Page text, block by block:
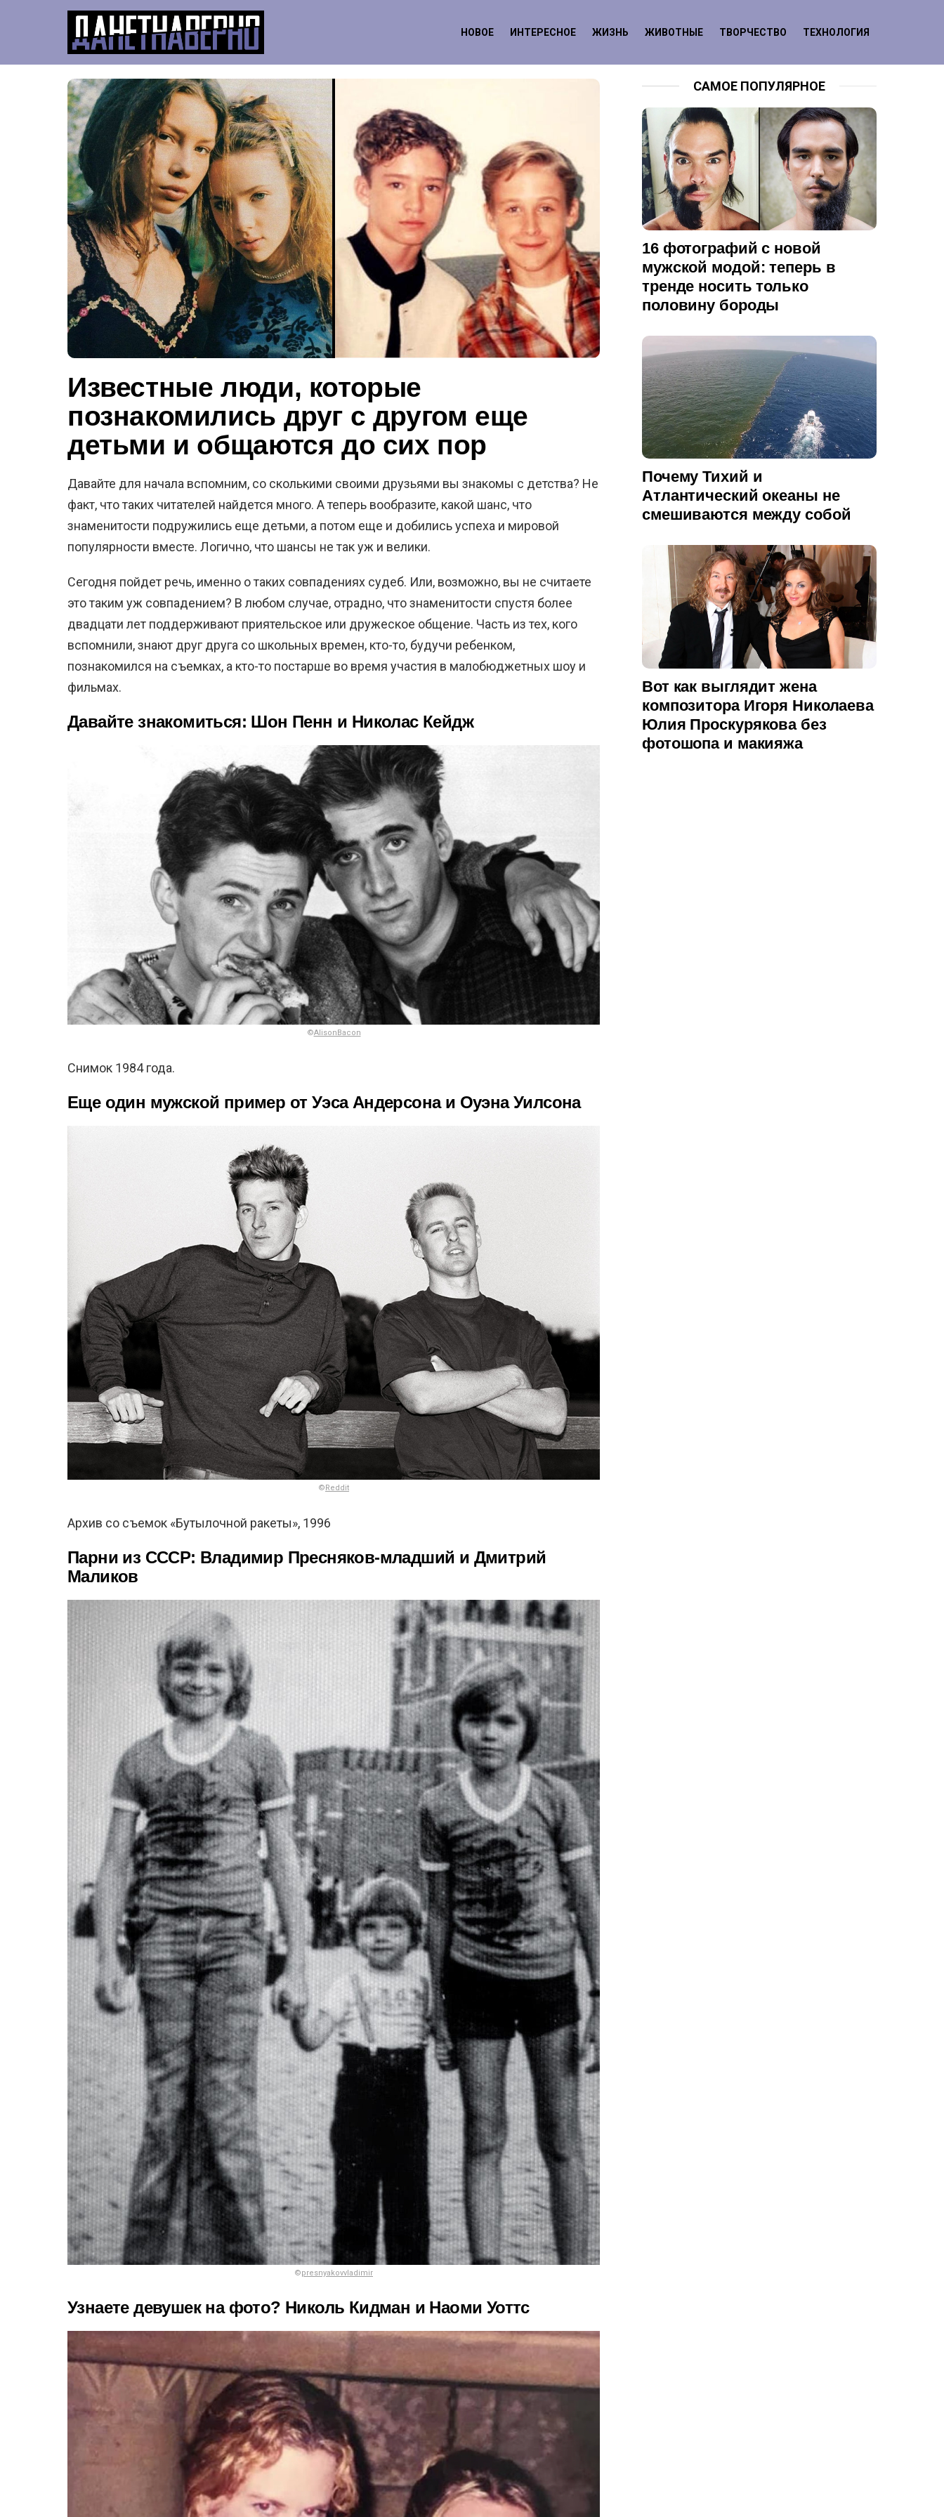
НОВОЕ ИНТЕРЕСНОЕ ЖИЗНЬ ЖИВОТНЫЕ ТВОРЧЕСТВО ТЕХНОЛОГИЯ
Известные люди, которые
познакомились друг с другом еще
детьми и общаются до сих пор
Давайте для начала вспомним, со сколькими своими друзьями вы знакомы с детства? Не
факт, что таких читателей найдется много. А теперь вообразите, какой шанс, что
знаменитости подружились еще детьми, а потом еще и добились успеха и мировой
популярности вместе. Логично, что шансы не так уж и велики.
Сегодня пойдет речь, именно о таких совпадениях судеб. Или, возможно, вы не считаете
это таким уж совпадением? В любом случае, отрадно, что знаменитости спустя более
двадцати лет поддерживают приятельское или дружеское общение. Часть из тех, кого
вспомнили, знают друг друга со школьных времен, кто-то, будучи ребенком,
познакомился на съемках, а кто-то постарше во время участия в малобюджетных шоу и
фильмах.
Давайте знакомиться: Шон Пенн и Николас Кейдж
©AlisonBacon
Снимок 1984 года.
Еще один мужской пример от Уэса Андерсона и Оуэна Уилсона
©Reddit
Архив со съемок «Бутылочной ракеты», 1996
Парни из СССР: Владимир Пресняков-младший и Дмитрий
Маликов
©presnyakovvladimir
Узнаете девушек на фото? Николь Кидман и Наоми Уоттс
САМОЕ ПОПУЛЯРНОЕ
16 фотографий с новой
мужской модой: теперь в
тренде носить только
половину бороды
Почему Тихий и
Атлантический океаны не
смешиваются между собой
Вот как выглядит жена
композитора Игоря Николаева
Юлия Проскурякова без
фотошопа и макияжа